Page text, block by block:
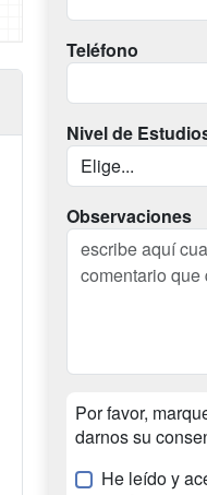
Teléfono
Nivel de
Observaciones
Por favor,
darnos su
He leído y